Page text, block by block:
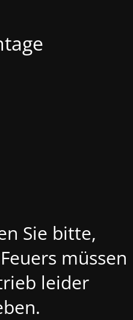
Sie bitte,
müssen
leider